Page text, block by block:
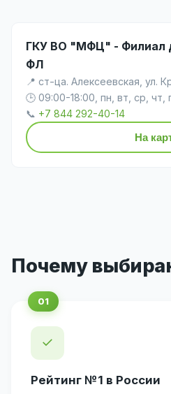
ГКУ ВО "МФЦ" - Филиал
ФЛ
📍 ст-ца. Алексеевская, ул.
🕒 09:00-18:00, пн, вт, ср, чт,
📞 +7 844 292-40-14
На
Почему
✓
Рейтинг №1 в России